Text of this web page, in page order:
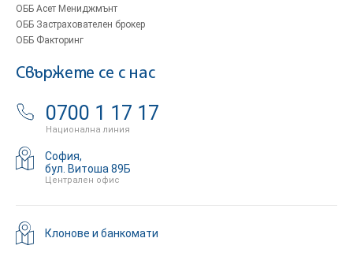
ОББ Асет Мениджмънт
ОББ Застрахователен брокер
ОББ Факторинг
Свържете се с нас
0700 1 17 17
Национална линия
София,
бул. Витоша 89Б
Централен офис
Клонове и банкомати